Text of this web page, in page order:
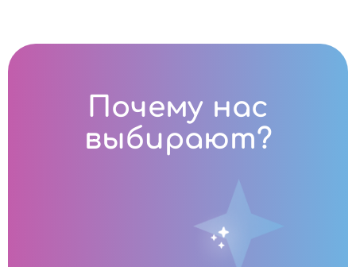
Почему нас
выбирают?